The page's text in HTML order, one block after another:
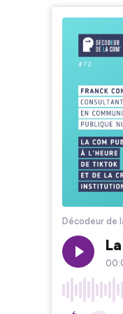
Décodeur de